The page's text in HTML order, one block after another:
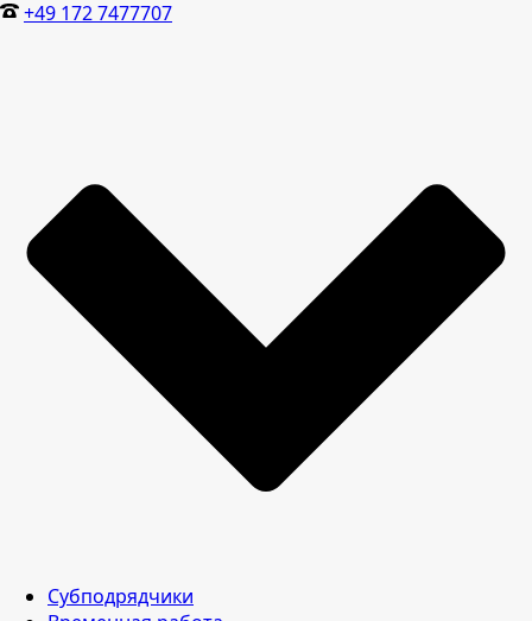
+49 172 7477707
Cубподрядчики